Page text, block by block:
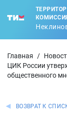
Главная /
ЦИК России
общественного
ВОЗВРАТ К